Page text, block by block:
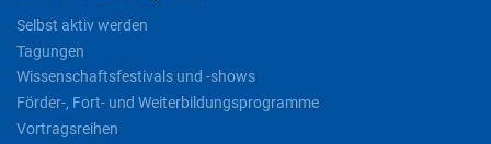
Selbst aktiv werden
Tagungen
Wissenschaftsfestivals und -shows
Förder-, Fort- und Weiterbildungsprogramme
Vortragsreihen